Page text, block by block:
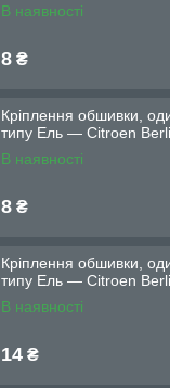
В наявності
8 ₴
Кріплення обшивки,
типу Ель — Citroen
В наявності
8 ₴
Кріплення обшивки,
типу Ель — Citroen
В наявності
14 ₴